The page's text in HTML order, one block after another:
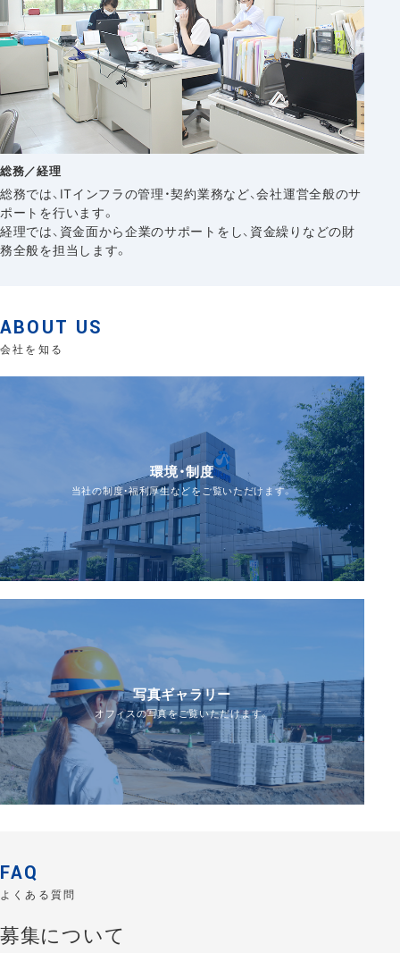
総務／経理
総務では、ITインフラの管理・契約業務など、会社運営全般のサ
ポートを行います。
経理では、資金面から企業のサポートをし、資金繰りなどの財
務全般を担当します。
ABOUT US
会社を知る
環境・制度
当社の制度・福利厚生などをご覧いただけます。
写真ギャラリー
オフィスの写真をご覧いただけます。
FAQ
よくある質問
募集について